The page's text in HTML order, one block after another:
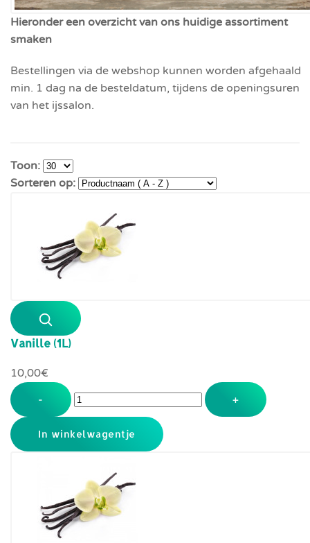
Hieronder een overzicht van ons huidige assortiment
smaken
Bestellingen via de webshop kunnen worden afgehaald
min. 1 dag na de besteldatum, tijdens de openingsuren
van het ijssalon.
Toon:
Sorteren op:
Vanille (1L)
10,00‎€
- +